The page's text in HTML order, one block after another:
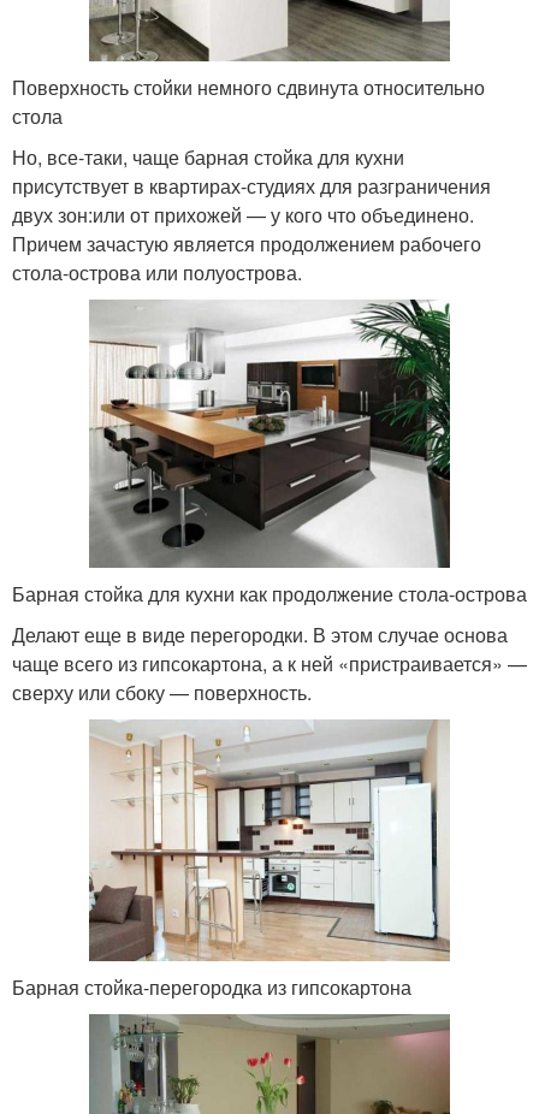
Поверхность стойки немного сдвинута относительно
стола
Но, все-таки, чаще барная стойка для кухни
присутствует в квартирах-студиях для разграничения
двух зон:или от прихожей — у кого что объединено.
Причем зачастую является продолжением рабочего
стола-острова или полуострова.
Барная стойка для кухни как продолжение стола-острова
Делают еще в виде перегородки. В этом случае основа
чаще всего из гипсокартона, а к ней «пристраивается» —
сверху или сбоку — поверхность.
Барная стойка-перегородка из гипсокартона